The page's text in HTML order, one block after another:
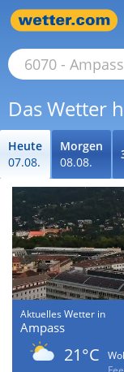
Das Wetter
Heute
07.08.
Morgen
08.08.
Aktuelles Wetter in
Ampass
21°C